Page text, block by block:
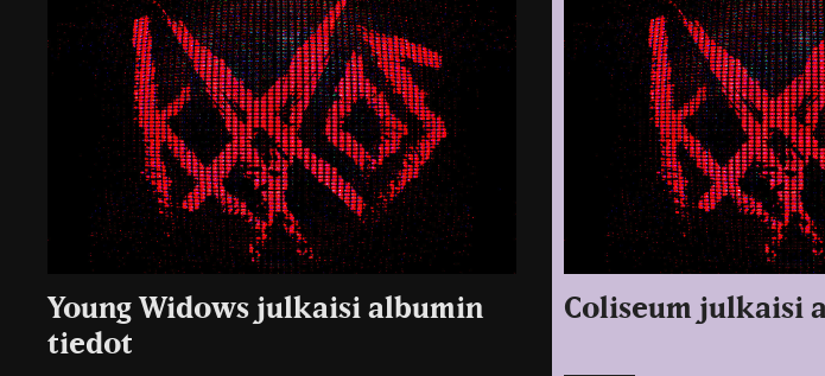
Young Widows julkaisi albumin
tiedot
Coliseum julkaisi